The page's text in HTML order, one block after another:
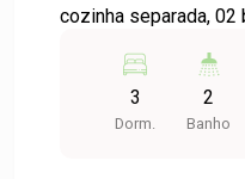
cozinha separada, 02
forma inteligente,
rentabilidade com
com uma segunda
3
Dorm.
2
Banho